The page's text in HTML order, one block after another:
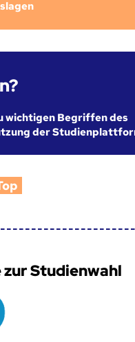
wichtigen Begriffen des
der
Studienwahl